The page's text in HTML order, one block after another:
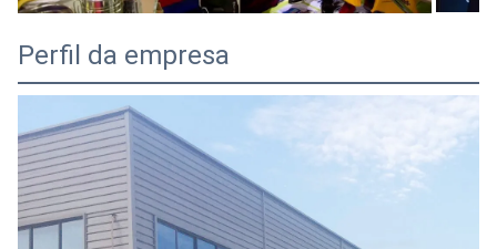
Perfil da empresa